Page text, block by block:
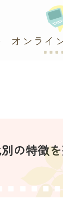
オンライ
の特徴